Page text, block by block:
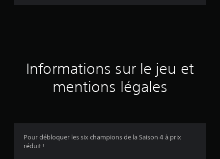
d
a
s
Informations sur le jeu et
mentions légales
Pour débloquer les six champions de la Saison 4 à prix
réduit !